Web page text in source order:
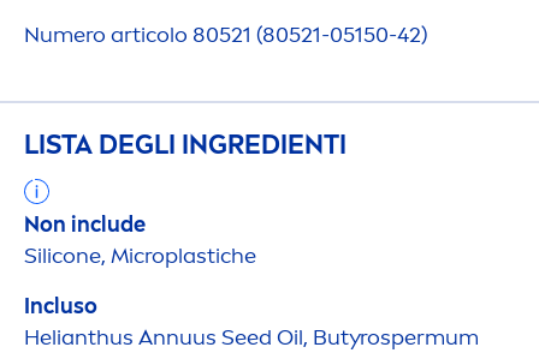
Numero articolo 80521 (80521-05150-42)
LISTA DEGLI INGREDIENTI
Non include
Silicone, Microplastiche
Incluso
Helianthus Annuus Seed Oil, Butyrospermum